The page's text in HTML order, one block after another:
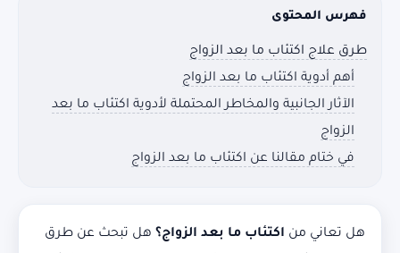
فهرس المحتوى
طرق علاج اكتئاب ما بعد الزواج
أهم أدوية اكتئاب ما بعد الزواج
الآثار الجانبية والمخاطر المحتملة لأدوية اكتئاب ما بعد
الزواج
في ختام مقالنا عن اكتئاب ما بعد الزواج
هل تعاني من اكتئاب ما بعد الزواج؟ هل تبحث عن طرق